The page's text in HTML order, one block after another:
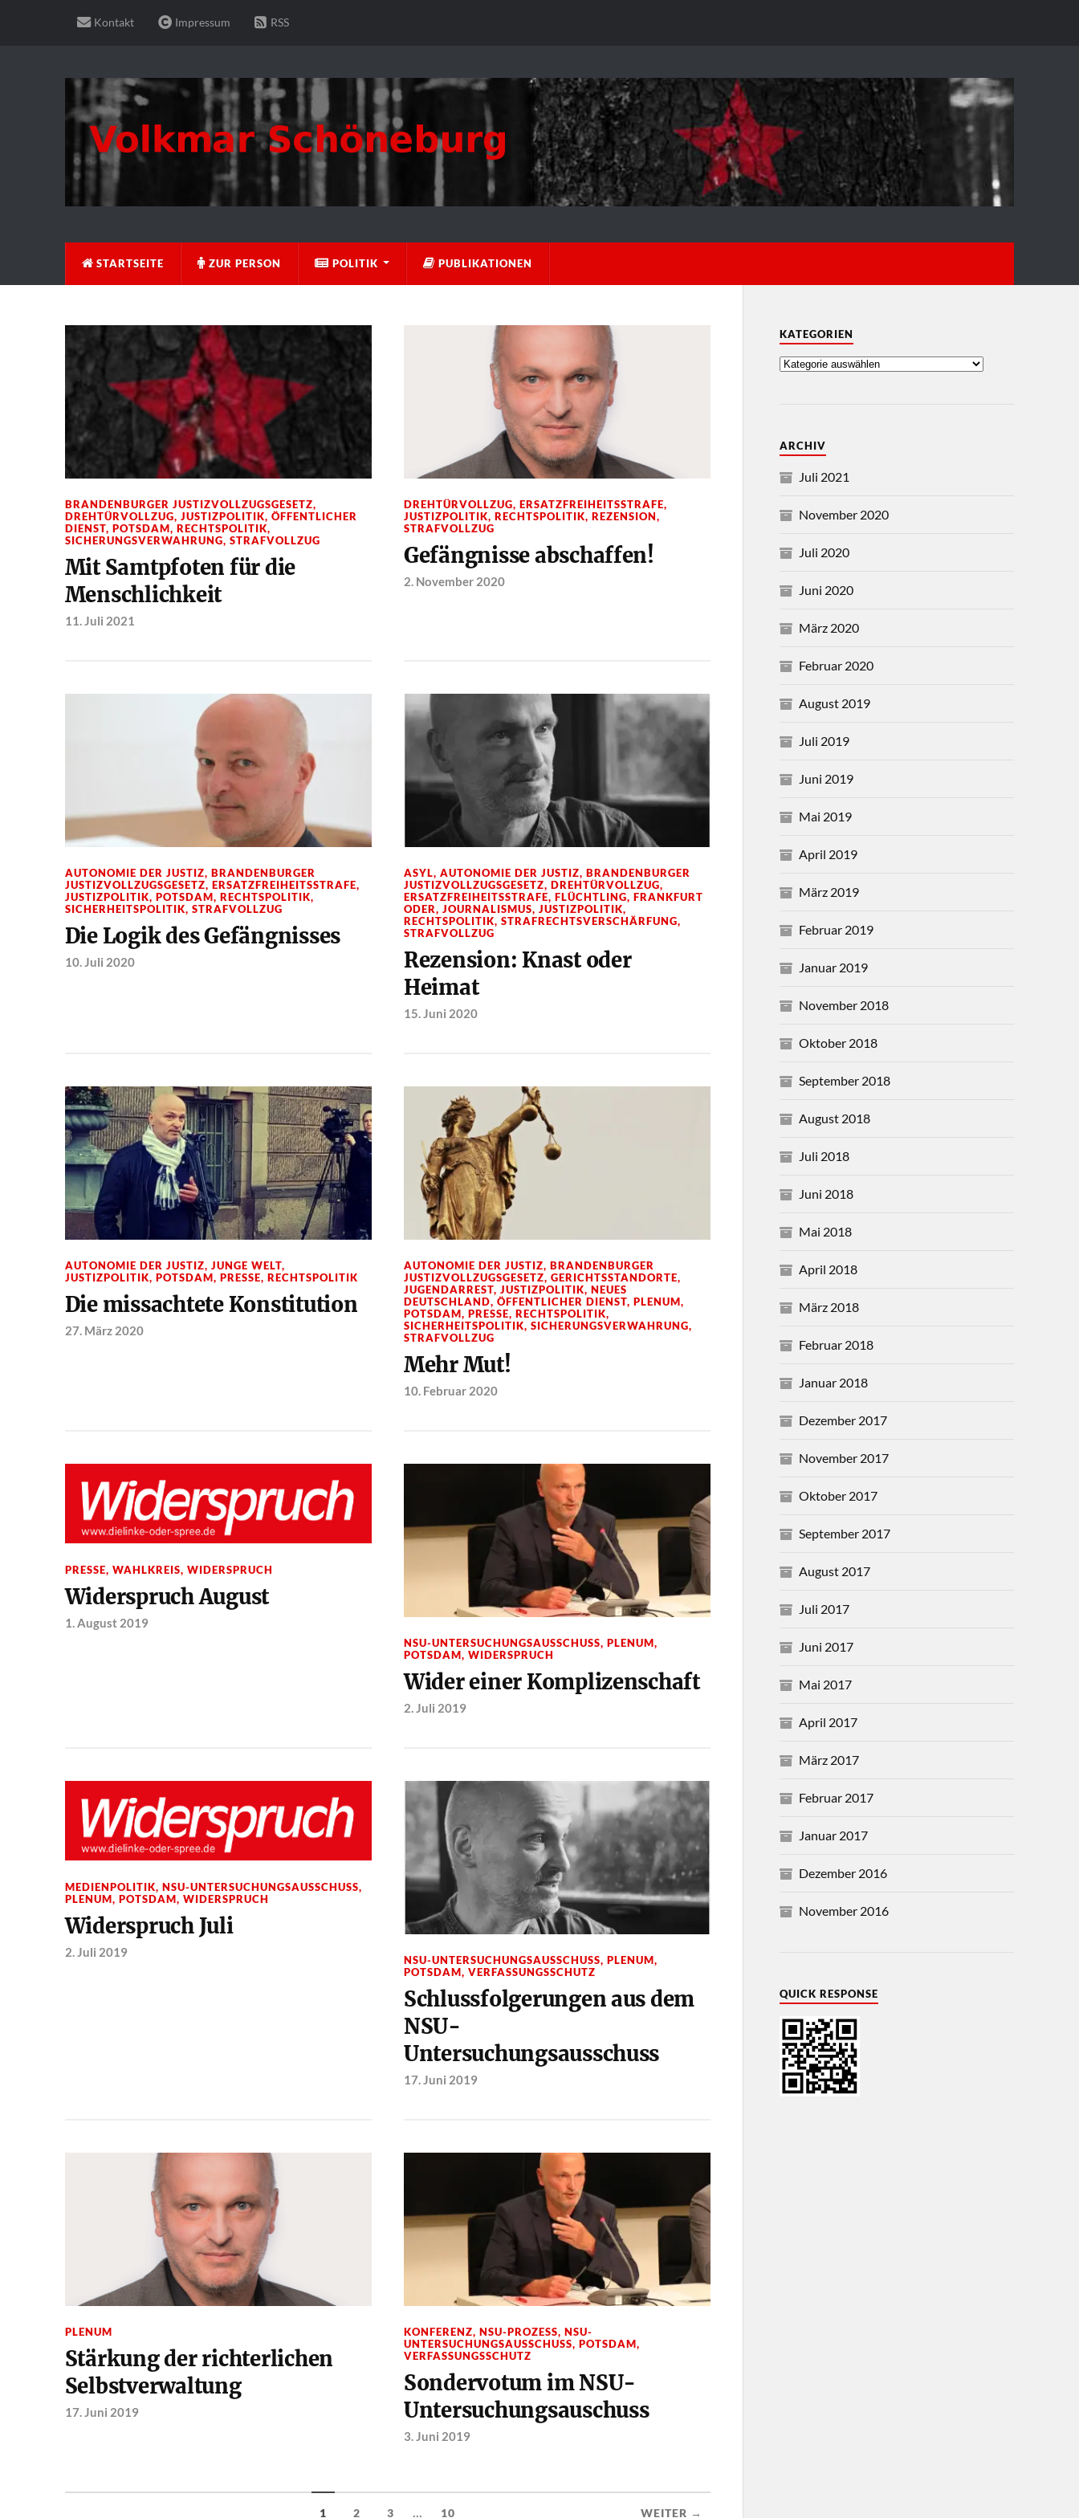
Kontakt Impressum RSS
STARTSEITE ZUR PERSON POLITIK PUBLIKATIONEN
BRANDENBURGER JUSTIZVOLLZUGSGESETZ,
DREHTÜRVOLLZUG, JUSTIZPOLITIK, ÖFFENTLICHER
DIENST, POTSDAM, RECHTSPOLITIK,
SICHERUNGSVERWAHRUNG, STRAFVOLLZUG
Mit Samtpfoten für die
Menschlichkeit
11. Juli 2021
DREHTÜRVOLLZUG, ERSATZFREIHEITSSTRAFE,
JUSTIZPOLITIK, RECHTSPOLITIK, REZENSION,
STRAFVOLLZUG
Gefängnisse abschaffen!
2. November 2020
AUTONOMIE DER JUSTIZ, BRANDENBURGER
JUSTIZVOLLZUGSGESETZ, ERSATZFREIHEITSSTRAFE,
JUSTIZPOLITIK, POTSDAM, RECHTSPOLITIK,
SICHERHEITSPOLITIK, STRAFVOLLZUG
Die Logik des Gefängnisses
10. Juli 2020
ASYL, AUTONOMIE DER JUSTIZ, BRANDENBURGER
JUSTIZVOLLZUGSGESETZ, DREHTÜRVOLLZUG,
ERSATZFREIHEITSSTRAFE, FLÜCHTLING, FRANKFURT
ODER, JOURNALISMUS, JUSTIZPOLITIK,
RECHTSPOLITIK, STRAFRECHTSVERSCHÄRFUNG,
STRAFVOLLZUG
Rezension: Knast oder
Heimat
15. Juni 2020
AUTONOMIE DER JUSTIZ, JUNGE WELT,
JUSTIZPOLITIK, POTSDAM, PRESSE, RECHTSPOLITIK
Die missachtete Konstitution
27. März 2020
AUTONOMIE DER JUSTIZ, BRANDENBURGER
JUSTIZVOLLZUGSGESETZ, GERICHTSSTANDORTE,
JUGENDARREST, JUSTIZPOLITIK, NEUES
DEUTSCHLAND, ÖFFENTLICHER DIENST, PLENUM,
POTSDAM, PRESSE, RECHTSPOLITIK,
SICHERHEITSPOLITIK, SICHERUNGSVERWAHRUNG,
STRAFVOLLZUG
Mehr Mut!
10. Februar 2020
PRESSE, WAHLKREIS, WIDERSPRUCH
Widerspruch August
1. August 2019
NSU-UNTERSUCHUNGSAUSSCHUSS, PLENUM,
POTSDAM, WIDERSPRUCH
Wider einer Komplizenschaft
2. Juli 2019
MEDIENPOLITIK, NSU-UNTERSUCHUNGSAUSSCHUSS,
PLENUM, POTSDAM, WIDERSPRUCH
Widerspruch Juli
2. Juli 2019
NSU-UNTERSUCHUNGSAUSSCHUSS, PLENUM,
POTSDAM, VERFASSUNGSSCHUTZ
Schlussfolgerungen aus dem
NSU-
Untersuchungsausschuss
17. Juni 2019
PLENUM
Stärkung der richterlichen
Selbstverwaltung
17. Juni 2019
KONFERENZ, NSU-PROZESS, NSU-
UNTERSUCHUNGSAUSSCHUSS, POTSDAM,
VERFASSUNGSSCHUTZ
Sondervotum im NSU-
Untersuchungsauschuss
3. Juni 2019
1 2 3 ... 10 WEITER →
KATEGORIEN
ARCHIV
Juli 2021
November 2020
Juli 2020
Juni 2020
März 2020
Februar 2020
August 2019
Juli 2019
Juni 2019
Mai 2019
April 2019
März 2019
Februar 2019
Januar 2019
November 2018
Oktober 2018
September 2018
August 2018
Juli 2018
Juni 2018
Mai 2018
April 2018
März 2018
Februar 2018
Januar 2018
Dezember 2017
November 2017
Oktober 2017
September 2017
August 2017
Juli 2017
Juni 2017
Mai 2017
April 2017
März 2017
Februar 2017
Januar 2017
Dezember 2016
November 2016
QUICK RESPONSE